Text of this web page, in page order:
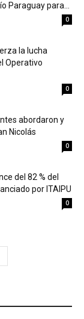
Paraguay para...
0
la lucha
Operativo
0
abordaron y
Nicolás
0
del 82 % del
por ITAIPU
0